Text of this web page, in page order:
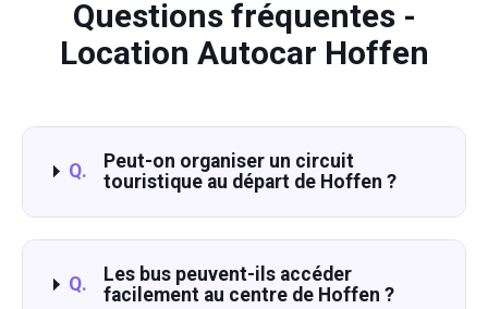
Questions fréquentes -
Location Autocar Hoffen
Q.
Peut-on organiser un circuit
touristique au départ de Hoffen ?
Q.
Les bus peuvent-ils accéder
facilement au centre de Hoffen ?